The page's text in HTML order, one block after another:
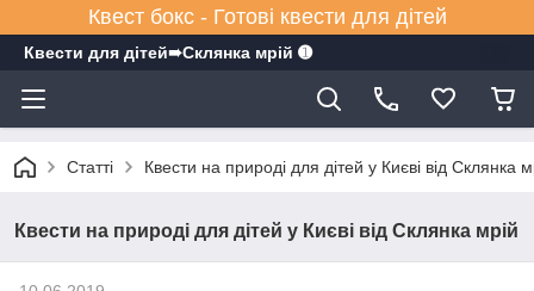
Квест бокс - Готові квести для дітей
Квести для дітей➠Склянка мрiй ➊
Статті Квести на природі для дітей у Києві від Склянка
Квести на природі для дітей у Києві від Склянка мрій